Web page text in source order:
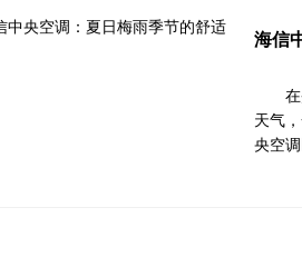
海信
天气
央空